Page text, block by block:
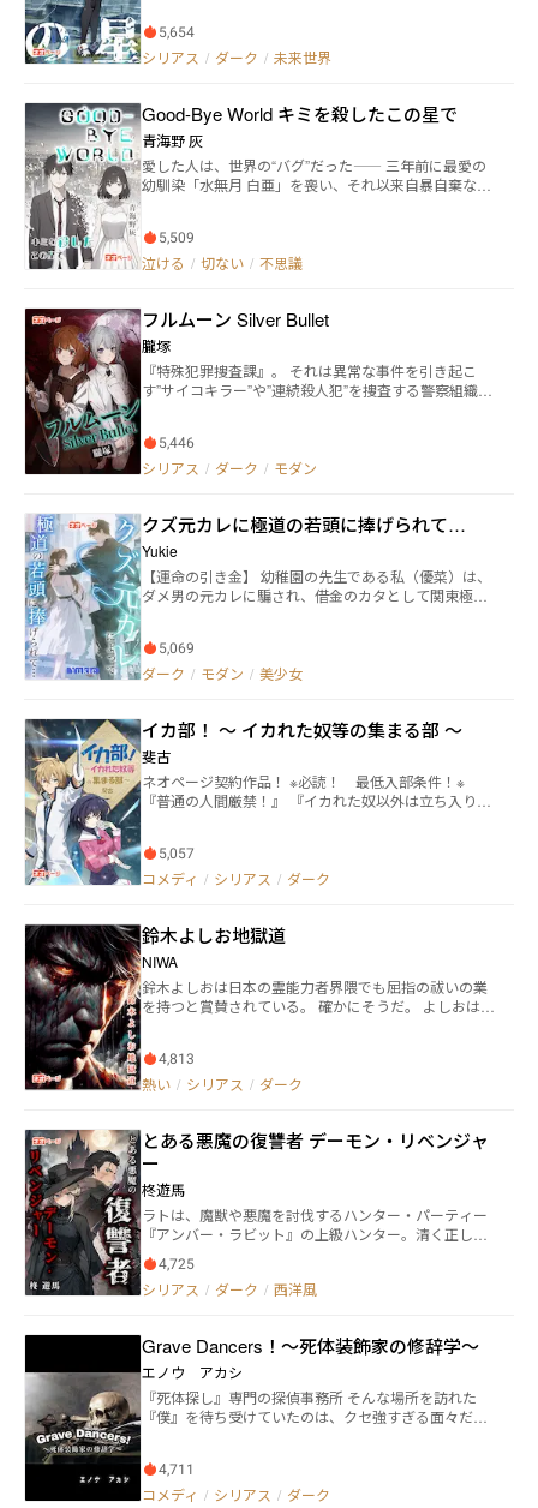
イテムを確定で手に入れるスキルを手にしながらも、
リスナーのアンケートに振り回される配信者の物語で
ある。
は、真っ白な髪と赤い瞳を持ったはぐれレイヴン・ア
デル。兵器であるはずの彼女は、なぜかエレンと会話
住まう宇宙ステーション。 片や、約束を果たすため
に。片や、役割を果たすために。 荒野を往く二人はや
がて、世界の残酷な真実へと近づいていく。 これは、
黄昏を越えた夜のさなかを歩くための光を探す、その
道程。
5,654
シリアス / ダーク / 未来世界
Good-Bye World キミを殺したこの星で
青海野 灰
愛した人は、世界の“バグ”だった―― 三年前に最愛の
幼馴染「水無月 白亜」を喪い、それ以来自暴自棄な
少女を見つける。 「わたしを殺して」と願う不思議な
少女にかつての白亜の姿を重ね、「ハクア」と名付け
蒼に、ハクアは告げる。 わたしは、バグだよ、と。
5,509
泣ける / 切ない / 不思議
フルムーン Silver Bullet
朧塚
『特殊犯罪捜査課』。 それは異常な事件を引き起こ
す”サイコキラー”や”連続殺人犯”を捜査する警察組織だ
人々に牙をむける。 拳銃使いの少年・牙口令谷(きばぐ
ち れいや)は彼らを”狼男”と呼ぶ。 令谷はある時、黒
常な殺人犯達と戦う、少年少女の物語。 ※本作品には
グロテスクな描写が数多く入っております。苦手な方
はご注意ください。 残酷なだけでなく人間の繊細な感
情を表現していきたいと思っています。
5,446
シリアス / ダーク / モダン
​クズ元カレに極道の若頭に捧げられて…
Yukie
【運命の引き金】​​ 幼稚園の先生である私（優菜）は、
ダメ男の元カレに騙され、借金のカタとして関東極道
宣言通り、私は豪華なマンションに監禁され、夜ごと
彼の残忍な愛に屈辱を味わわされた。 ​​【覚悟の逃避
でただ一人、新たな命を育む決意をした。 ​​【狂気のプ
ロポーズ】​​ 私の失踪は、彼を正気失わせた。関東中を
手当たり次品に探し回り、組織の反対も顧みず、つい
に私を見つけ出した彼は、血まみれになりながらも、
これまで見たことのない渇望と絶望の眼差しで言っ
5,069
ダーク / モダン / 美少女
イカ部！ 〜 イカれた奴等の集まる部 〜
斐古
ネオページ契約作品！ ※必読！ 最低入部条件！※
『普通の人間厳禁！』 『イカれた奴以外は立ち入り禁
辻優心（うつじ ゆうしん）は、私立『縁城（よりし
ろ）学園』に通う高校二年生。 ある特異体質に悩ま
あった。 一年前、幼なじみである来栖桔梗（くる
す ききょう）と、桔梗の実兄である猫山千里（ねこ
やま せんり）と共に立ち上げた部活動――――その名は
『イカれた奴等の集まる部』、通称：『イカ部』。
それからというもの、部活内で唯一の常識人である優
ないだろう……」と諦めていた優心の元に、新入生で
ある瀬辺涼星（せいべ りょうせい）がまさかの訪
問！ 必死に思いとどまるよう説得する優心の頑張り
入部と言っても、新たな被害者が増えてしまったこと
に対し、胃を痛めては頭を悩ます優心。それでも無慈
悲に時間は経ち、いよいよ涼星を入れた部活動が始ま
る。 『イカ部』の部活動時間……それは、夜の学校!!
通常、夜間に学園に入ることは固く禁じられている
縁城学園。この学園には、とある秘密があった。 そ
れは妖怪、幽霊などの魑魅魍魎がはびこり、異界へと
繋がる特殊な地。それを監視・管理するのが、『イカ
部』が存在する本当の目的と意味であった。 そして
力を持っていて……。 今夜も普段通り、学園内を見
回って部活終了……のはずだった。が、予想外の事件
が彼らを襲う――――!! 夜の学校を舞台に繰り広げられる
『部活動』 × 『怪異』のコメディホラーな現代ダーク
ファンタジー!! そこの気になるアナタも！ さぁ、
5,057
コメディ / シリアス / ダーク
鈴木よしお地獄道
NIWA
鈴木よしおは日本の霊能力者界隈でも屈指の祓いの業
を持つと賞賛されている。 確かにそうだ。 よしおはこ
こそが彼の除霊の根源である。 そして彼が怒りを忘れ
る事は決してない。 なぜなら彼の元妻は既に浮気相手
――憎い、憎い、憎い ――愛していた元妻が、信頼し
ていた元上司が ――そしてなによりも愛と信頼を不変
のものだと盲目に信じ込んで、それらを磨き上げる事
を怠った自分自身が 熱した泥のような怒りの源泉は、
よしおに膨大な霊力を与えるだろう。 その力を以って
彼は悪霊を、怨霊を、死霊を、あるいは他の邪なる存
在を祓い続ける。
4,813
熱い / シリアス / ダーク
とある悪魔の復讐者 デーモン・リベンジャ
ー
柊遊馬
ラトは、魔獣や悪魔を討伐するハンター・パーティー
『アンバー・ラビット』の上級ハンター。清く正し
く、人々のヒーローでありたい――ハンターを英雄視
し、そうであろうとしたラトだったが、上級悪魔『暴
食』の討伐クエストに参加したことで、彼の人生は激
してしまう。悪魔になったことで、ハンターや聖教会
から狙われることになるラト＝暴食。だが、ラトが暴
食になったのは仕組まれたことだった。呪いによって
悪魔となってしまったラトは、真実を隠し、陰謀を巡
らす聖教会に復讐するため、姿を変え、独立傭兵ラト
った悪魔が復讐する物語。悪魔となった男が人間に戻
ろうとする物語……。
4,725
シリアス / ダーク / 西洋風
Grave Dancers！～死体装飾家の修辞学～
エノウ アカシ
『死体探し』専門の探偵事務所 そんな場所を訪れた
『僕』を待ち受けていたのは、クセ強すぎる面々だっ
い続けるAI男、手だけしか姿を見せないヒキコモリエ
ンジニア…… 死体を探して欲しいと依頼をした『僕』
4,711
コメディ / シリアス / ダーク